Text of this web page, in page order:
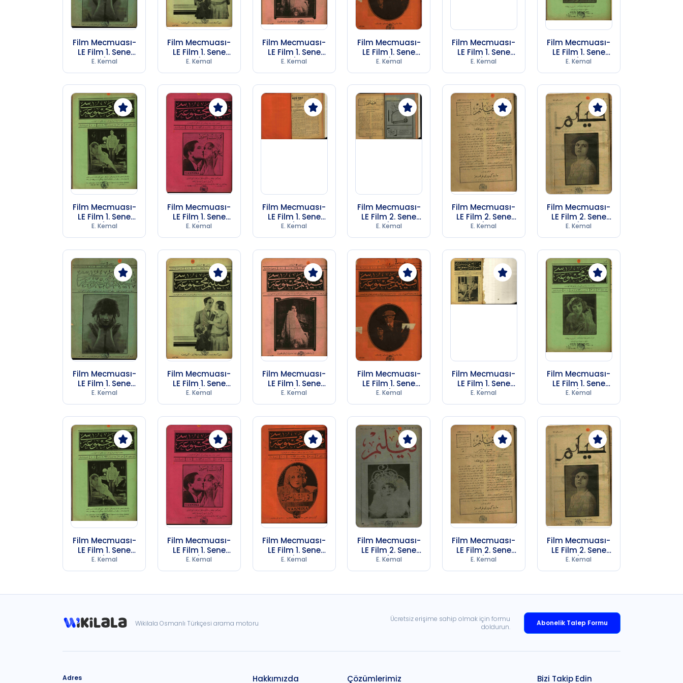
Film Mecmuası-
LE Film 1. Sene
Sayı 13 (1974 SB
247)
E. Kemal
Film Mecmuası-
LE Film 1. Sene
Sayı 16 (1974 SB
247)
E. Kemal
Film Mecmuası-
LE Film 1. Sene
Sayı 17 (1974 SB
247)
E. Kemal
Film Mecmuası-
LE Film 1. Sene
Sayı 18 (1974 SB
247)
E. Kemal
Film Mecmuası-
LE Film 1. Sene
Sayı 1 (1974 SB
247)
E. Kemal
Film Mecmuası-
LE Film 1. Sene
Sayı 2 (1974 SB
247)
E. Kemal
Film Mecmuası-
LE Film 1. Sene
Sayı 3 (1974 SB
247)
E. Kemal
Film Mecmuası-
LE Film 1. Sene
Sayı 4 (1974 SB
247)
E. Kemal
Film Mecmuası-
LE Film 1. Sene
Sayı 5 (1974 SB
247)
E. Kemal
Film Mecmuası-
LE Film 2. Sene
Sayı 3 (1974 SB
247)
E. Kemal
Film Mecmuası-
LE Film 2. Sene
Sayı 5 (1974 SB
247)
E. Kemal
Film Mecmuası-
LE Film 2. Sene
Sayı 6 (1974 SB
247)
E. Kemal
Film Mecmuası-
LE Film 1. Sene
Sayı 13 (1974 SB
247)
E. Kemal
Film Mecmuası-
LE Film 1. Sene
Sayı 16 (1974 SB
247)
E. Kemal
Film Mecmuası-
LE Film 1. Sene
Sayı 17 (1974 SB
247)
E. Kemal
Film Mecmuası-
LE Film 1. Sene
Sayı 18 (1974 SB
247)
E. Kemal
Film Mecmuası-
LE Film 1. Sene
Sayı 1 (1974 SB
247)
E. Kemal
Film Mecmuası-
LE Film 1. Sene
Sayı 2 (1974 SB
247)
E. Kemal
Film Mecmuası-
LE Film 1. Sene
Sayı 3 (1974 SB
247)
E. Kemal
Film Mecmuası-
LE Film 1. Sene
Sayı 4 (1974 SB
247)
E. Kemal
Film Mecmuası-
LE Film 1. Sene
Sayı 5 (1974 SB
247)
E. Kemal
Film Mecmuası-
LE Film 2. Sene
Sayı 3 (1974 SB
247)
E. Kemal
Film Mecmuası-
LE Film 2. Sene
Sayı 5 (1974 SB
247)
E. Kemal
Film Mecmuası-
LE Film 2. Sene
Sayı 6 (1974 SB
247)
E. Kemal
Wikilala Osmanlı Türkçesi arama motoru
Ücretsiz erişime sahip olmak için formu
doldurun.
Abonelik Talep Formu
Adres Hakkımızda Çözümlerimiz Bizi Takip Edin